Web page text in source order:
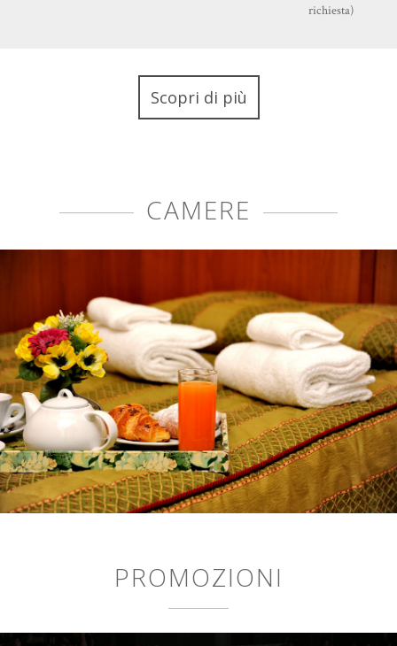
richiesta)
Scopri di più
CAMERE
PROMOZIONI